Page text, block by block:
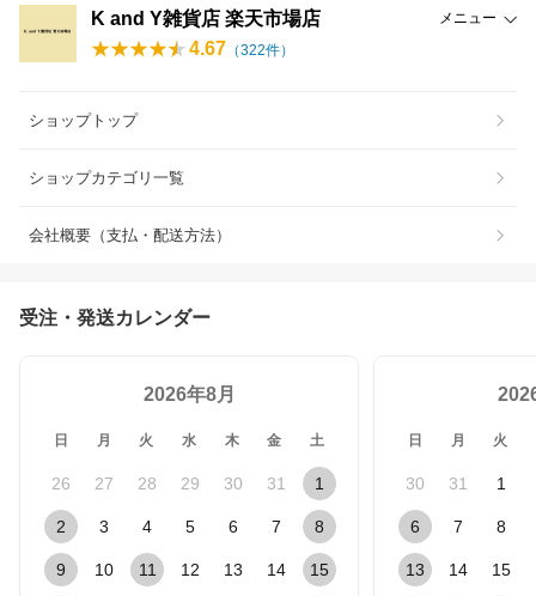
K and Y雑貨店 楽天市場店 メニュー
4.67 （322件）
ショップトップ
ショップカテゴリ一覧
会社概要（支払・配送方法）
受注・発送カレンダー
2026年8月
日 月 火 水 木 金 土
26 27 28 29 30 31 1
2 3 4 5 6 7 8
9 10 11 12 13 14 15
日 月 火
30 31 1
6 7 8
13 14 15